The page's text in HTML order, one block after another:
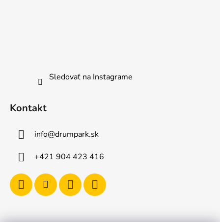
Sledovať na Instagrame
Kontakt
info@drumpark.sk
+421 904 423 416